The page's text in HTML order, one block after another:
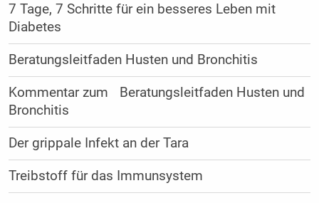
7 Tage, 7 Schritte für ein besseres Leben mit
Diabetes
Beratungsleitfaden Husten und Bronchitis
Kommentar zum Beratungsleitfaden Husten und
Bronchitis
Der grippale Infekt an der Tara
Treibstoff für das Immunsystem